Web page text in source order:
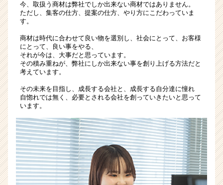
く
世
中
に
必
さ
れ
仕
事
★
|
ベ
ン
今、取扱う商材は弊社でしか出来ない商材ではありません。
ただし、集客の仕方、提案の仕方、やり方にこだわっていま
す。
商材は時代に合わせて良い物を選別し、社会にとって、お客様
にとって、良い事をやる、
それが今は、大事だと思っています。
その積み重ねが、弊社にしか出来ない事を創り上げる方法だと
考えています。
その未来を目指し、成長する会社と、成長する自分達に憧れ
自惚れでは無く、必要とされる会社を創っていきたいと思って
います。